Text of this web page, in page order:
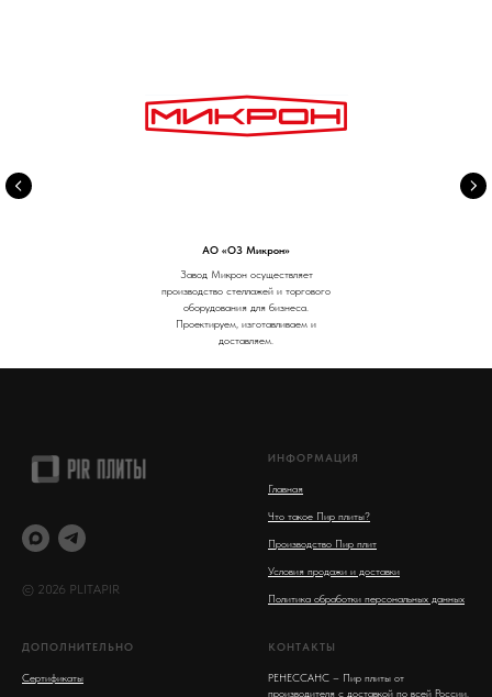
АО «ОЗ Микрон»
Завод Микрон осуществляет
производство стеллажей и торгового
оборудования для бизнеса.
Проектируем, изготавливаем и
доставляем.
© 2026 PLITAPIR
ИНФОРМАЦИЯ
Главная
Что такое Пир плиты?
Производство Пир плит
Условия продажи и доставки
Политика обработки персональных данных
ДОПОЛНИТЕЛЬНО
Сертификаты
КОНТАКТЫ
РЕНЕССАНС – Пир плиты от
производителя с доставкой по всей России.